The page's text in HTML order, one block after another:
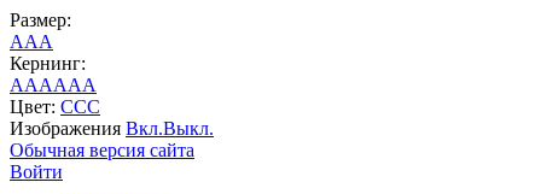
Размер:
AAA
Кернинг:
AAAAAA
Цвет: CCC
Изображения Вкл.Выкл.
Обычная версия сайта
Войти